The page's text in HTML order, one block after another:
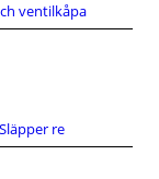
ventilkåpa
re